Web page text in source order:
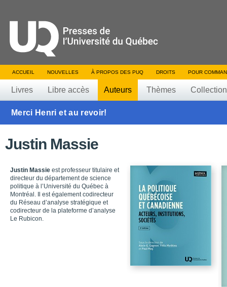
ACCUEIL NOUVELLES À PROPOS DES PUQ DROITS POUR
Livres Libre accès Auteurs Thèmes
Merci Henri et au revoir!
Justin Massie
Justin Massie est professeur titulaire et
directeur du département de science
politique à l’Université du Québec à
Montréal. Il est également codirecteur
du Réseau d’analyse stratégique et
codirecteur de la plateforme d’analyse
Le Rubicon.